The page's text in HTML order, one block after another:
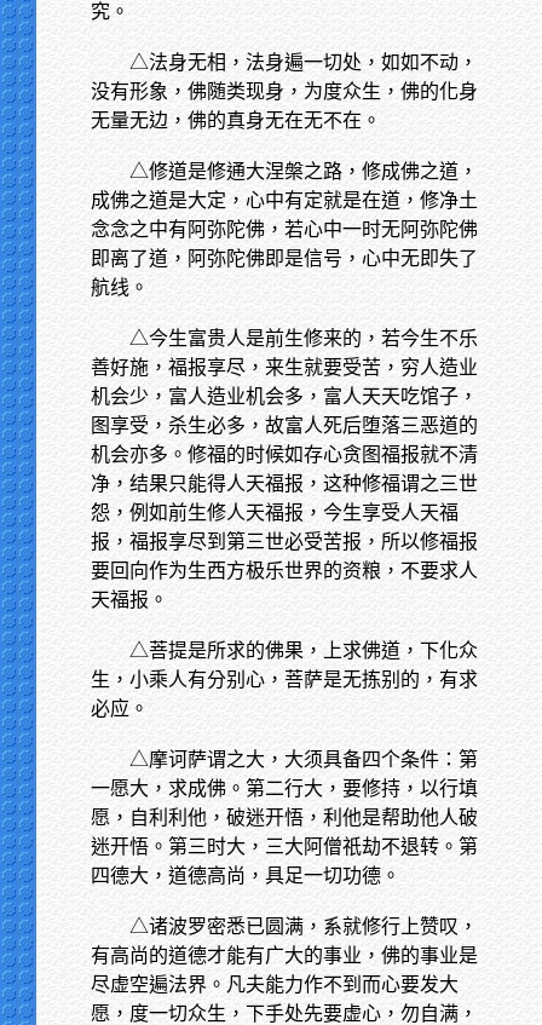
究。
△法身无相，法身遍一切处，如如不动，
没有形象，佛随类现身，为度众生，佛的化身
无量无边，佛的真身无在无不在。
△修道是修通大涅槃之路，修成佛之道，
成佛之道是大定，心中有定就是在道，修净土
念念之中有阿弥陀佛，若心中一时无阿弥陀佛
即离了道，阿弥陀佛即是信号，心中无即失了
航线。
△今生富贵人是前生修来的，若今生不乐
善好施，福报享尽，来生就要受苦，穷人造业
机会少，富人造业机会多，富人天天吃馆子，
图享受，杀生必多，故富人死后堕落三恶道的
机会亦多。修福的时候如存心贪图福报就不清
净，结果只能得人天福报，这种修福谓之三世
怨，例如前生修人天福报，今生享受人天福
报，福报享尽到第三世必受苦报，所以修福报
要回向作为生西方极乐世界的资粮，不要求人
天福报。
△菩提是所求的佛果，上求佛道，下化众
生，小乘人有分别心，菩萨是无拣别的，有求
必应。
△摩诃萨谓之大，大须具备四个条件：第
一愿大，求成佛。第二行大，要修持，以行填
愿，自利利他，破迷开悟，利他是帮助他人破
迷开悟。第三时大，三大阿僧祇劫不退转。第
四德大，道德高尚，具足一切功德。
△诸波罗密悉已圆满，系就修行上赞叹，
有高尚的道德才能有广大的事业，佛的事业是
尽虚空遍法界。凡夫能力作不到而心要发大
愿，度一切众生，下手处先要虚心，勿自满，